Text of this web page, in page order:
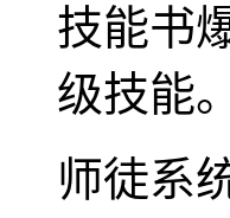
技能书
级技能。
师徒系